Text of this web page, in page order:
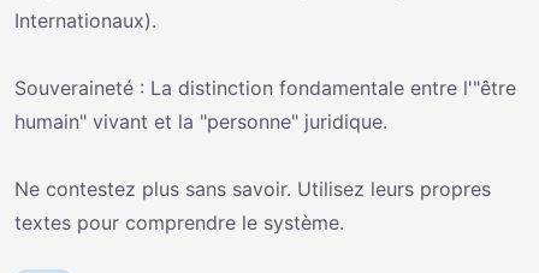
Internationaux).
Souveraineté : La distinction fondamentale entre l'"être
humain" vivant et la "personne" juridique.
Ne contestez plus sans savoir. Utilisez leurs propres
textes pour comprendre le système.